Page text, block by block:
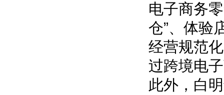
电子商务
仓”、体验
经营规范
过跨境电
此外，白